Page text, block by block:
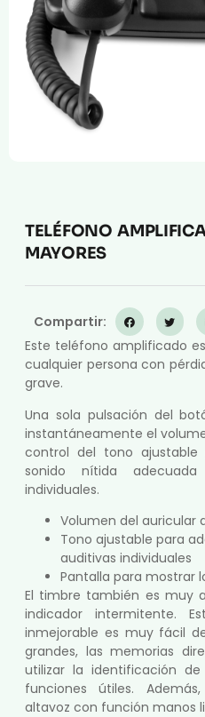
Zona XXL
Alquiler
TELÉFONO
MAYORES
Compartir:
Este teléfono amplificado
cualquier persona con
grave.
Una sola pulsación del
instantáneamente el
control del tono ajustable
sonido nítida
individuales.
Volumen del auricular
Tono ajustable para
auditivas individuales
Pantalla para mostrar
El timbre también es muy
indicador intermitente.
inmejorable es muy fácil
grandes, las memorias
utilizar la identificación
funciones útiles.
altavoz con función manos